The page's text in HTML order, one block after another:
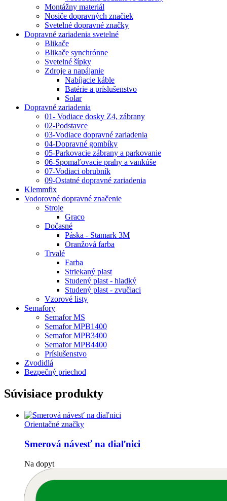
Montážny materiál
Nosiče dopravných značiek
Svetelné dopravné značky
Dopravné zariadenia svetelné
Blikače
Blikače synchrónne
Svetelné šípky
Zdroje a napájanie
Nabíjacie káble
Batérie a príslušenstvo
Solar
Dopravné zariadenia
01- Vodiace dosky Z4, zábrany
02-Podstavce
03-Vodiace dopravné zariadenia
04-Dopravné gombíky
05-Parkovacie zábrany a parkovanie
06-Spomaľovacie prahy a vankúše
07-Vodiaci obrubník
09-Ostatné dopravné zariadenia
Klemmfix
Vodorovné dopravné značenie
Stroje
Graco
Dočasné
Páska - Stamark 3M
Oranžová farba
Trvalé
Farba
Striekaný plast
Studený plast - hladký
Studený plast - zvučiaci
Vzorové listy
Semafory
Semafor MS
Semafor MPB1400
Semafor MPB3400
Semafor MPB4400
Príslušenstvo
Zvodidlá
Bezpečný priechod
Súvisiace produkty
Orientačné značky
Smerová návesť na diaľnici
Na dopyt